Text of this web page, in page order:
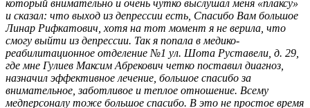
который внимательно и очень чутко выслушал меня «плаксу»
и сказал: что выход из депрессии есть, Спасибо Вам большое
Линар Рифкатович, хотя на тот момент я не верила, что
смогу выйти из депрессии. Так я попала в медико-
реабилитационное отделение №1 ул. Шота Руставели, д. 29,
где мне Гулиев Максим Абрекович четко поставил диагноз,
назначил эффективное лечение, большое спасибо за
внимательное, заботливое и теплое отношение. Всему
медперсоналу тоже большое спасибо. В это не простое время